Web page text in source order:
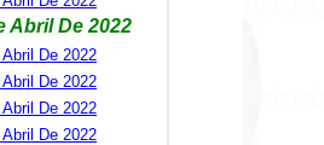
Abril De 2022
De 2022
De 2022
De 2022
De 2022